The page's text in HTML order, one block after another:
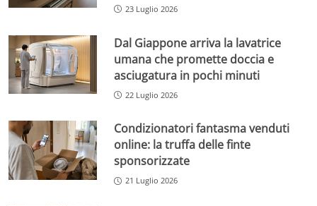
23 Luglio 2026
Dal Giappone arriva la lavatrice
umana che promette doccia e
asciugatura in pochi minuti
22 Luglio 2026
Condizionatori fantasma venduti
online: la truffa delle finte
sponsorizzate
21 Luglio 2026